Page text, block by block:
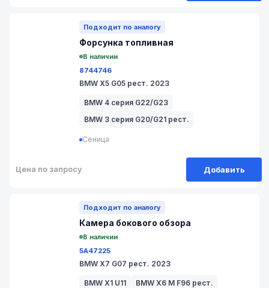
Подходит по аналогу
Форсунка топливная
В наличии
8744746
BMW X5 G05 рест. 2023
BMW 4 серия G22/G23
BMW 3 серия G20/G21 рест.
Сеница
Цена по запросу Добавить
Подходит по аналогу
Камера бокового обзора
В наличии
5A47225
BMW X7 G07 рест. 2023
BMW X1 U11 BMW X6 M F96 рест.